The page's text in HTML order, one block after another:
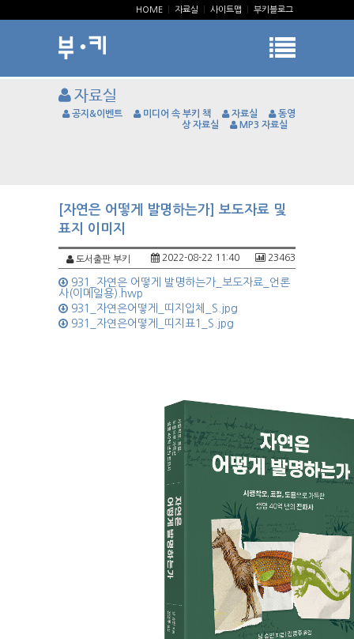
HOME 자료실 사이트맵 부키블로그
자료실
공지&이벤트 미디어 속 부키 책 자료실
동영
상 자료실
MP3 자료실
[자연은 어떻게 발명하는가] 보도자료 및
표지 이미지
도서출판 부키 23463
2022-08-22 11:40
931_자연은 어떻게 발명하는가_보도자료_언론
사(이메일용).hwp
931_자연은어떻게_띠지입체_S.jpg
931_자연은어떻게_띠지표1_S.jpg